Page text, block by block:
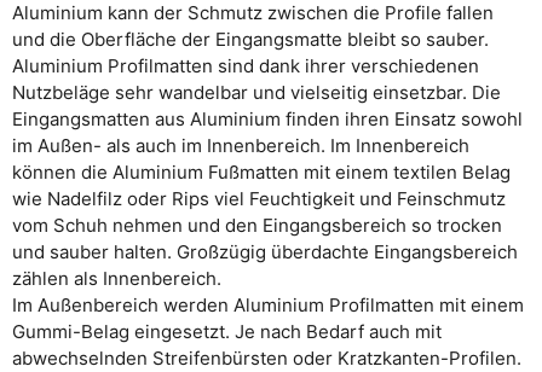
Aluminium kann der Schmutz zwischen die Profile fallen
und die Oberfläche der Eingangsmatte bleibt so sauber.
Aluminium Profilmatten sind dank ihrer verschiedenen
Nutzbeläge sehr wandelbar und vielseitig einsetzbar. Die
Eingangsmatten aus Aluminium finden ihren Einsatz sowohl
im Außen- als auch im Innenbereich. Im Innenbereich
können die Aluminium Fußmatten mit einem textilen Belag
wie Nadelfilz oder Rips viel Feuchtigkeit und Feinschmutz
vom Schuh nehmen und den Eingangsbereich so trocken
und sauber halten. Großzügig überdachte Eingangsbereich
zählen als Innenbereich.
Im Außenbereich werden Aluminium Profilmatten mit einem
Gummi-Belag eingesetzt. Je nach Bedarf auch mit
abwechselnden Streifenbürsten oder Kratzkanten-Profilen.